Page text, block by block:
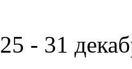
- 31